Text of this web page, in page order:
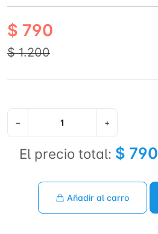
$ 790
$ 1.200
− +
El precio total: $ 790
Añadir al carro